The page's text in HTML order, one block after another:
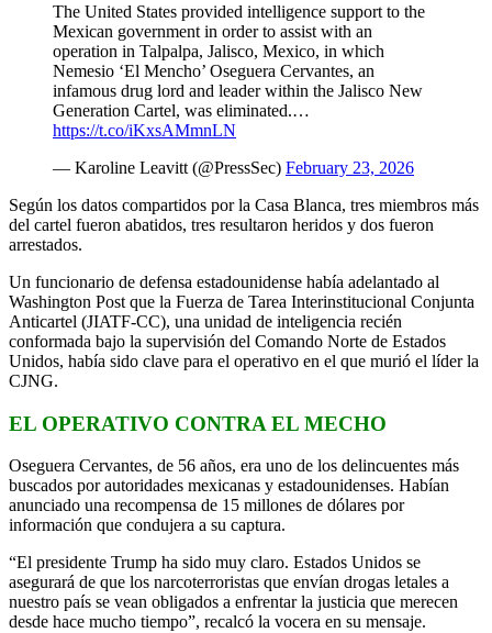
The United States provided intelligence support to the
Mexican government in order to assist with an
operation in Talpalpa, Jalisco, Mexico, in which
Nemesio ‘El Mencho’ Oseguera Cervantes, an
infamous drug lord and leader within the Jalisco New
Generation Cartel, was eliminated.…
https://t.co/iKxsAMmnLN
— Karoline Leavitt (@PressSec) February 23, 2026
Según los datos compartidos por la Casa Blanca, tres miembros más
del cartel fueron abatidos, tres resultaron heridos y dos fueron
arrestados.
Un funcionario de defensa estadounidense había adelantado al
Washington Post que la Fuerza de Tarea Interinstitucional Conjunta
Anticartel (JIATF-CC), una unidad de inteligencia recién
conformada bajo la supervisión del Comando Norte de Estados
Unidos, había sido clave para el operativo en el que murió el líder la
CJNG.
EL OPERATIVO CONTRA EL MECHO
Oseguera Cervantes, de 56 años, era uno de los delincuentes más
buscados por autoridades mexicanas y estadounidenses. Habían
anunciado una recompensa de 15 millones de dólares por
información que condujera a su captura.
“El presidente Trump ha sido muy claro. Estados Unidos se
asegurará de que los narcoterroristas que envían drogas letales a
nuestro país se vean obligados a enfrentar la justicia que merecen
desde hace mucho tiempo”, recalcó la vocera en su mensaje.